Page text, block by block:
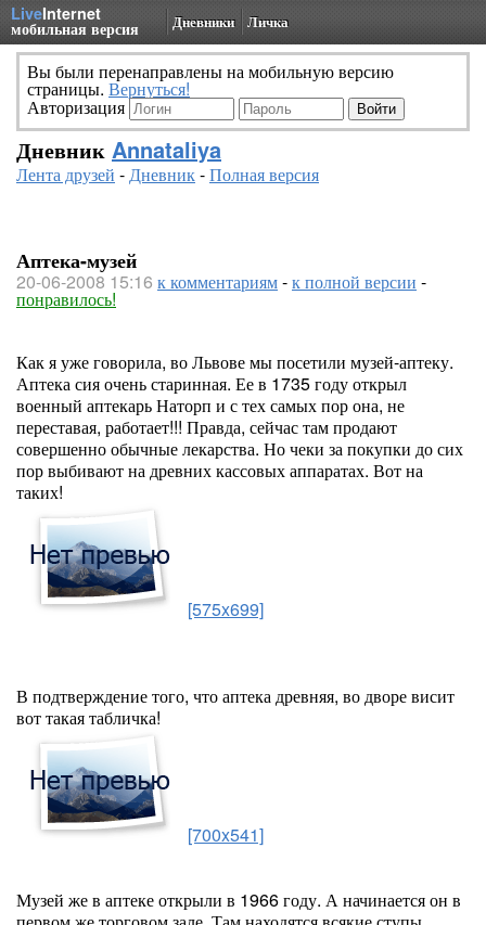
LiveInternet
мобильная версия Дневники Личка
Вы были перенаправлены на мобильную версию
страницы. Вернуться!
Авторизация
Дневник Annataliya
Лента друзей -Дневник-Полная версия
Аптека-музей
20-06-2008 15:16 к комментариям-к полной версии -
понравилось!
Как я уже говорила, во Львове мы посетили музей-аптеку.
Аптека сия очень старинная. Ее в 1735 году открыл
военный аптекарь Наторп и с тех самых пор она, не
переставая, работает!!! Правда, сейчас там продают
совершенно обычные лекарства. Но чеки за покупки до сих
пор выбивают на древних кассовых аппаратах. Вот на
таких!
[575x699]
В подтверждение того, что аптека древняя, во дворе висит
вот такая табличка!
[700x541]
Музей же в аптеке открыли в 1966 году. А начинается он в